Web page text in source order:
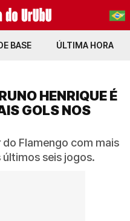
PT-BR
BASE ÚLTIMA HORA
HENRIQUE É
GOLS NOS
do Flamengo com mais
seis jogos.